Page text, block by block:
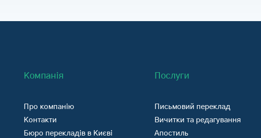
Компанія
Про компанію
Контакти
Бюро перекладів в Києві
Послуги
Письмовий переклад
Вичитки та редагування
Апостиль